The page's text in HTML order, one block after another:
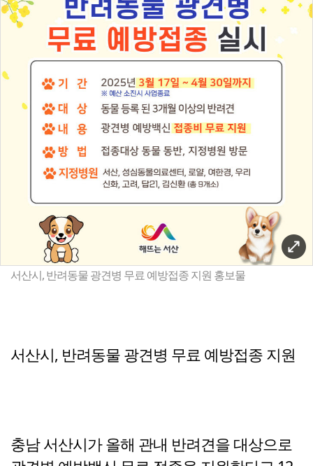
서산시, 반려동물 광견병 무료 예방접종 지원 홍보물
서산시, 반려동물 광견병 무료 예방접종 지원
충남 서산시가 올해 관내 반려견을 대상으로